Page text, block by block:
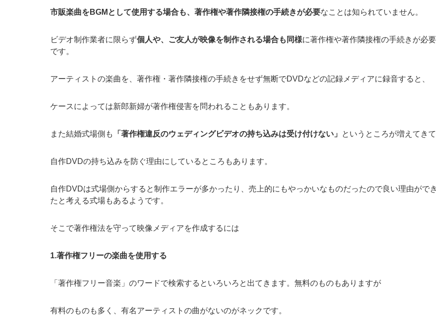
市販楽曲をBGMとして使用する場合も、著作権や著作隣接権の手続きが必要なことは知られていません。
ビデオ制作業者に限らず個人や、ご友人が映像を制作される場合も同様に著作権や著作隣接権の手続きが必要
です。
アーティストの楽曲を、著作権・著作隣接権の手続きをせず無断でDVDなどの記録メディアに録音すると、
ケースによっては新郎新婦が著作権侵害を問われることもあります。
また結婚式場側も 「著作権違反のウェディングビデオの持ち込みは受け付けない」 というところが増えてきて
自作DVDの持ち込みを防ぐ理由にしているところもあります。
自作DVDは式場側からすると制作エラーが多かったり、売上的にもやっかいなものだったので良い理由ができ
たと考える式場もあるようです。
そこで著作権法を守って映像メディアを作成するには
1.著作権フリーの楽曲を使用する
「著作権フリー音楽」のワードで検索するといろいろと出てきます。無料のものもありますが
有料のものも多く、有名アーティストの曲がないのがネックです。